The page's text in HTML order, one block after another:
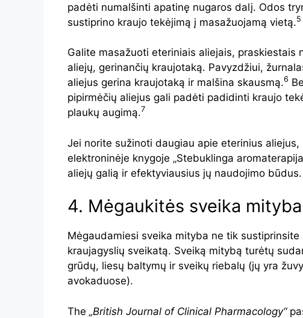
padėti numalšinti apatinę nugaros dalį. Odos
sustiprino kraujo tekėjimą į masažuojamą vietą.5
Galite masažuoti eteriniais aliejais, praskiestais
aliejų, gerinančių kraujotaką. Pavyzdžiui,
aliejus gerina kraujotaką ir malšina skausmą.6
pipirmėčių aliejus gali padėti padidinti kraujo
plaukų augimą.7
Jei norite sužinoti daugiau apie eterinius
elektroninėje knygoje „Stebuklinga
aliejų galią ir efektyviausius jų naudojimo būdus.
4. Mėgaukitės sveika mityba
Mėgaudamiesi sveika mityba ne tik
kraujagyslių sveikatą. Sveiką mitybą turėtų
grūdų, liesų baltymų ir sveikų riebalų (jų yra
avokaduose).
The „British Journal of Clinical Pharmacology“